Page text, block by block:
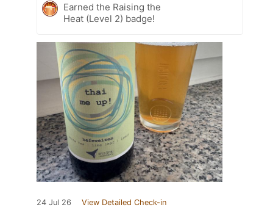
Earned the Raising the
Heat (Level 2) badge!
24 Jul 26 View Detailed Check-in